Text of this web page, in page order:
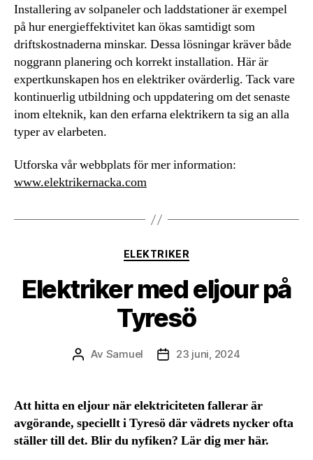
Installering av solpaneler och laddstationer är exempel
på hur energieffektivitet kan ökas samtidigt som
driftskostnaderna minskar. Dessa lösningar kräver både
noggrann planering och korrekt installation. Här är
expertkunskapen hos en elektriker ovärderlig. Tack vare
kontinuerlig utbildning och uppdatering om det senaste
inom elteknik, kan den erfarna elektrikern ta sig an alla
typer av elarbeten.
Utforska vår webbplats för mer information:
www.elektrikernacka.com
Kategorier
ELEKTRIKER
Elektriker med eljour på
Tyresö
Inläggsförfattare
Av Samuel Inläggsdatum
23 juni, 2024
Att hitta en eljour när elektriciteten fallerar är
avgörande, speciellt i Tyresö där vädrets nycker ofta
ställer till det. Blir du nyfiken? Lär dig mer här.